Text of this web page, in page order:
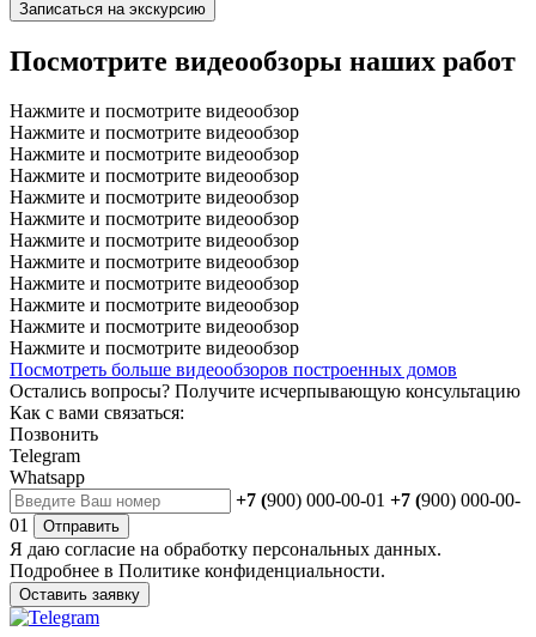
Записаться на экскурсию
Посмотрите видеообзоры наших работ
Нажмите и посмотрите видеообзор
Нажмите и посмотрите видеообзор
Нажмите и посмотрите видеообзор
Нажмите и посмотрите видеообзор
Нажмите и посмотрите видеообзор
Нажмите и посмотрите видеообзор
Нажмите и посмотрите видеообзор
Нажмите и посмотрите видеообзор
Нажмите и посмотрите видеообзор
Нажмите и посмотрите видеообзор
Нажмите и посмотрите видеообзор
Нажмите и посмотрите видеообзор
Посмотреть больше видеообзоров построенных домов
Остались вопросы? Получите исчерпывающую консультацию
Как с вами связаться:
Позвонить
Telegram
Whatsapp
+7 (900) 000-00-01 +7 (900) 000-00-
01
Отправить
Я даю согласие на обработку персональных данных.
Подробнее в Политике конфиденциальности.
Оставить заявку